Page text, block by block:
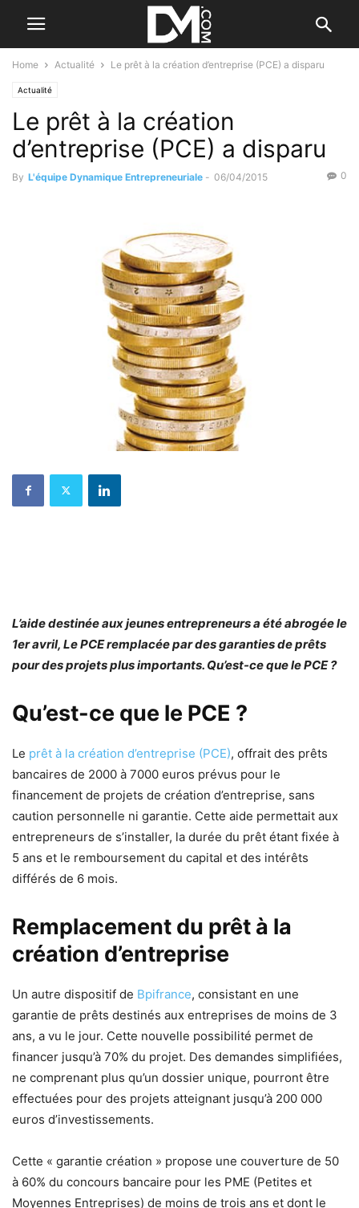
Home Actualité Le prêt à la création d’entreprise (PCE) a disparu
Actualité
Le prêt à la création
d’entreprise (PCE) a disparu
By L'équipe Dynamique Entrepreneuriale - 06/04/2015 0
L’aide destinée aux jeunes entrepreneurs a été abrogée le
1er avril, Le PCE remplacée par des garanties de prêts
pour des projets plus importants. Qu’est-ce que le PCE ?
Qu’est-ce que le PCE ?
Le prêt à la création d’entreprise (PCE), offrait des prêts
bancaires de 2000 à 7000 euros prévus pour le
financement de projets de création d’entreprise, sans
caution personnelle ni garantie. Cette aide permettait aux
entrepreneurs de s’installer, la durée du prêt étant fixée à
5 ans et le remboursement du capital et des intérêts
différés de 6 mois.
Remplacement du prêt à la
création d’entreprise
Un autre dispositif de Bpifrance, consistant en une
garantie de prêts destinés aux entreprises de moins de 3
ans, a vu le jour. Cette nouvelle possibilité permet de
financer jusqu’à 70% du projet. Des demandes simplifiées,
ne comprenant plus qu’un dossier unique, pourront être
effectuées pour des projets atteignant jusqu’à 200 000
euros d’investissements.
Cette « garantie création » propose une couverture de 50
à 60% du concours bancaire pour les PME (Petites et
Moyennes Entreprises) de moins de trois ans et dont le